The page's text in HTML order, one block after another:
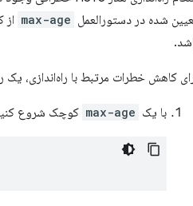
شده در دستورالعمل max-age
کاهش خطرات مرتبط با راه‌اندازی،
با یک max-age کوچک شروع